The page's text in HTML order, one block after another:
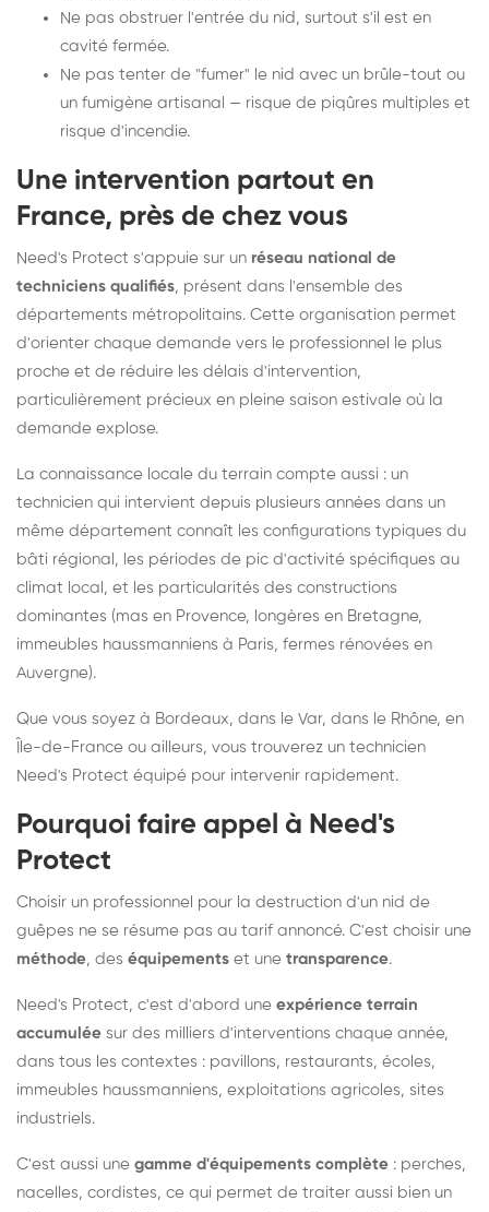
Ne pas obstruer l'entrée du nid, surtout s'il est en
cavité fermée.
Ne pas tenter de "fumer" le nid avec un brûle-tout ou
un fumigène artisanal — risque de piqûres multiples et
risque d'incendie.
Une intervention partout en
France, près de chez vous
Need's Protect s'appuie sur un réseau national de
techniciens qualifiés, présent dans l'ensemble des
départements métropolitains. Cette organisation permet
d'orienter chaque demande vers le professionnel le plus
proche et de réduire les délais d'intervention,
particulièrement précieux en pleine saison estivale où la
demande explose.
La connaissance locale du terrain compte aussi : un
technicien qui intervient depuis plusieurs années dans un
même département connaît les configurations typiques du
bâti régional, les périodes de pic d'activité spécifiques au
climat local, et les particularités des constructions
dominantes (mas en Provence, longères en Bretagne,
immeubles haussmanniens à Paris, fermes rénovées en
Auvergne).
Que vous soyez à Bordeaux, dans le Var, dans le Rhône, en
Île-de-France ou ailleurs, vous trouverez un technicien
Need's Protect équipé pour intervenir rapidement.
Pourquoi faire appel à Need's
Protect
Choisir un professionnel pour la destruction d'un nid de
guêpes ne se résume pas au tarif annoncé. C'est choisir une
méthode, des équipements et une transparence.
Need's Protect, c'est d'abord une expérience terrain
accumulée sur des milliers d'interventions chaque année,
dans tous les contextes : pavillons, restaurants, écoles,
immeubles haussmanniens, exploitations agricoles, sites
industriels.
C'est aussi une gamme d'équipements complète : perches,
nacelles, cordistes, ce qui permet de traiter aussi bien un